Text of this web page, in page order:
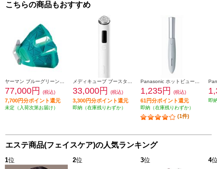
こちらの商品もおすすめ
77,000円 (税込)
7,700円分ポイント還元
未定（入荷次第お届け）
33,000円 (税込)
3,300円分ポイント還元
即納（在庫残りわずか）
1,235円 (税込)
61円分ポイント還元
即納（在庫残りわずか）
(1件)
即
エステ商品(フェイスケア)の人気ランキング
1位 2位 3位 4